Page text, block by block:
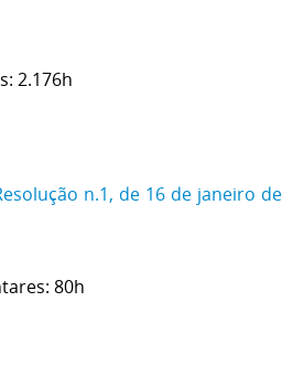
2.176h
n.1, de 16 de janeiro de
80h